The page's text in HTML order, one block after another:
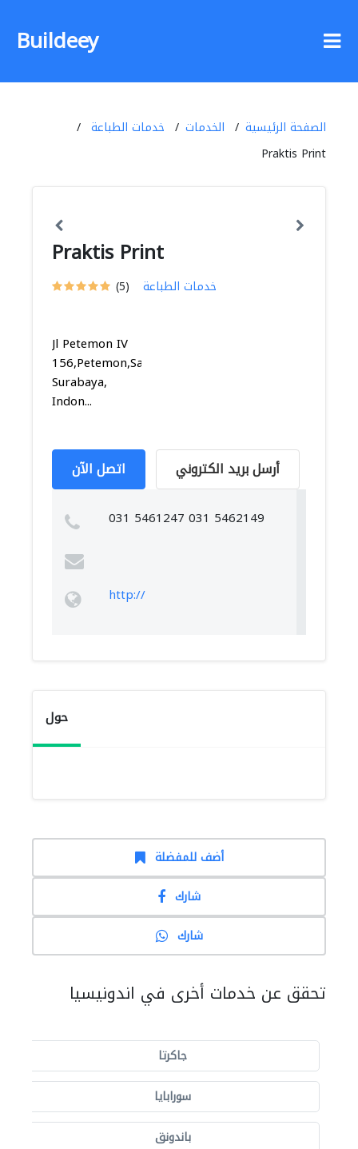
Buildeey
الصفحة الرئيسية الخدمات
خدمات الطباعة
Praktis Print
Praktis Print
(5) خدمات الطباعة
Jl Petemon IV
156,Petemon,Sawahan,
Surabaya,
Indon...
اتصل الآن أرسل بريد الكتروني
031 5461247 031 5462149
http://
حول
أضف للمفضلة
شارك
شارك
تحقق عن خدمات أخرى في اندونيسيا
جاكرتا
سورابايا
باندونق